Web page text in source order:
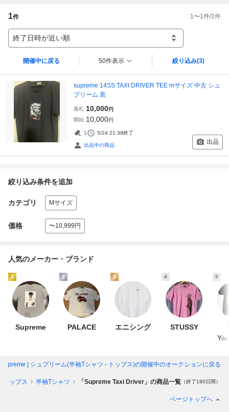
1件 1 〜1 件/1 件
終了日時が近い順
開催中に戻る 50件表示 絞り込み(3)
supreme 14SS TAXI DRIVER TEE mサイズ 中古 シュ
プリーム 黒
落札 10,000円
開始 10,000円
1 5/24 21:39終了
出品中の商品 出品
絞り込み条件を追加
カテゴリ Mサイズ
価格 〜10,999円
人気のメーカー・ブランド
1
Supreme
2
PALACE
3
エニシング
4
STUSSY
5
| シュプリーム(半袖Tシャツ - トップス)の開催中のオークションに戻る
トップス 半袖Tシャツ 「Supreme Taxi Driver」の商品一覧 （終了180日間）
ページトップへ